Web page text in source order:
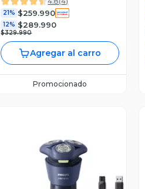
21% $259.990
12% $289.990
$329.990
Agregar al carro
Promocionado